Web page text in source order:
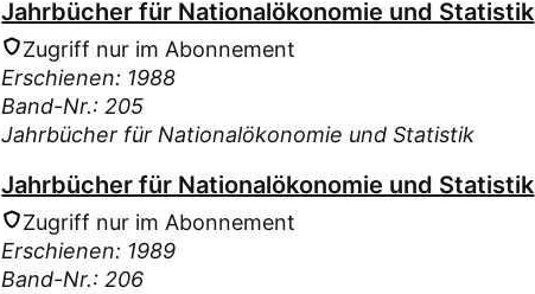
Jahrbücher für Nationalökonomie und Statistik
Zugriff nur im Abonnement
Erschienen: 1988
Band-Nr.: 205
Jahrbücher für Nationalökonomie und Statistik
Jahrbücher für Nationalökonomie und Statistik
Zugriff nur im Abonnement
Erschienen: 1989
Band-Nr.: 206